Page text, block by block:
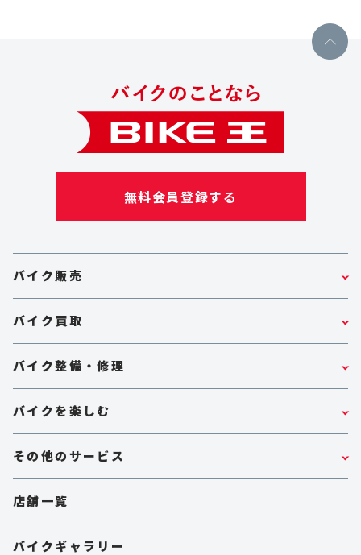
無料会員登録する
バイク販売
バイク買取
バイク整備・修理
バイクを楽しむ
その他のサービス
店舗一覧
バイクギャラリー